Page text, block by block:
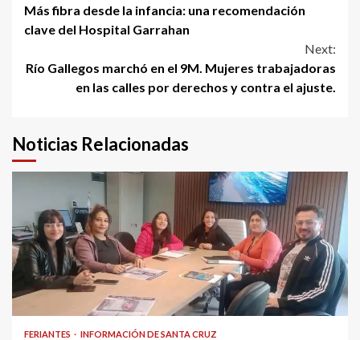
Reading
Más fibra desde la infancia: una recomendación
clave del Hospital Garrahan
Next:
Río Gallegos marchó en el 9M. Mujeres trabajadoras
en las calles por derechos y contra el ajuste.
Noticias Relacionadas
FERIANTES INFORMACIÓN DE SANTA CRUZ